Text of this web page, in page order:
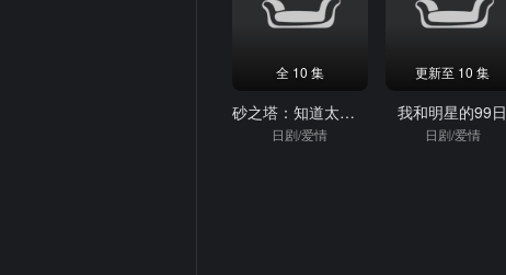
全 10 集
砂之塔：知道太多事情的邻居
日剧/爱情
更新至 10 集
我和明星的99日
日剧/爱情